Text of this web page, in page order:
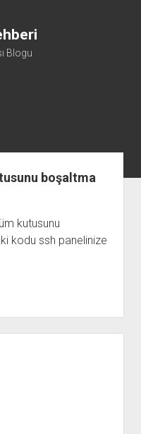
Blogu
boşaltma
kutusunu
kodu ssh panelinize